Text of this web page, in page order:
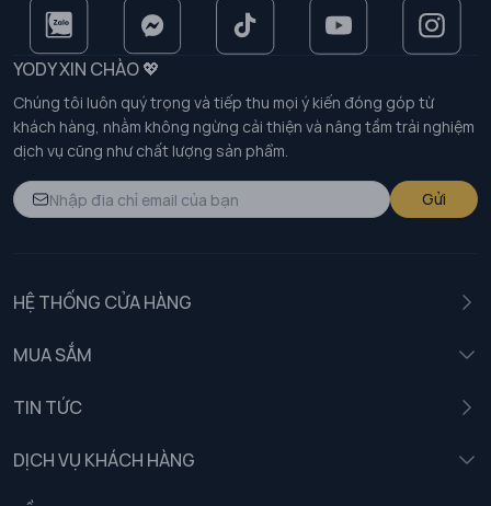
YODY XIN CHÀO 💖
Chúng tôi luôn quý trọng và tiếp thu mọi ý kiến đóng góp từ
khách hàng, nhằm không ngừng cải thiện và nâng tầm trải nghiệm
dịch vụ cũng như chất lượng sản phẩm.
Gửi
HỆ THỐNG CỬA HÀNG
MUA SẮM
TIN TỨC
DỊCH VỤ KHÁCH HÀNG
Chính sách khách hàng thân thiết